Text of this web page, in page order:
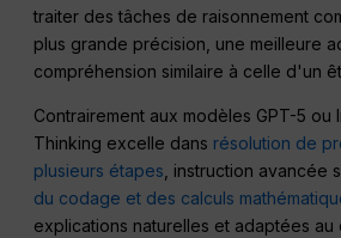
traiter des tâches de raisonnement
plus grande précision, une meilleure
compréhension similaire à celle d'un
Contrairement aux modèles GPT-5 ou
Thinking excelle dans résolution de
plusieurs étapes , instruction avancée
du codage et des calculs
explications naturelles et adaptées au